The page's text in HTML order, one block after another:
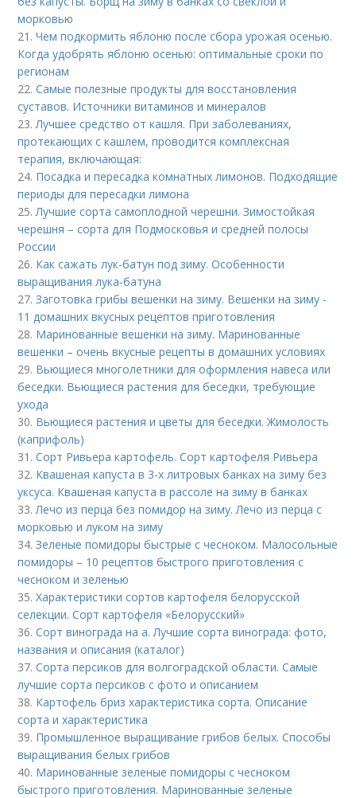
морковью
21.Чем подкормить яблоню после сбора урожая осенью.
Когда удобрять яблоню осенью: оптимальные сроки по
регионам
22.Самые полезные продукты для восстановления
суставов. Источники витаминов и минералов
23.Лучшее средство от кашля. При заболеваниях,
протекающих с кашлем, проводится комплексная
терапия, включающая:
24. Посадка и пересадка комнатных лимонов. Подходящие
периоды для пересадки лимона
25.Лучшие сорта самоплодной черешни. Зимостойкая
черешня – сорта для Подмосковья и средней полосы
России
26. Как сажать лук-батун под зиму. Особенности
выращивания лука-батуна
27.Заготовка грибы вешенки на зиму. Вешенки на зиму -
11 домашних вкусных рецептов приготовления
28. Маринованные вешенки на зиму. Маринованные
вешенки – очень вкусные рецепты в домашних условиях
29. Вьющиеся многолетники для оформления навеса или
беседки. Вьющиеся растения для беседки, требующие
ухода
30. Вьющиеся растения и цветы для беседки. Жимолость
(каприфоль)
31.Сорт Ривьера картофель. Сорт картофеля Ривьера
32. Квашеная капуста в 3-х литровых банках на зиму без
уксуса. Квашеная капуста в рассоле на зиму в банках
33.Лечо из перца без помидор на зиму. Лечо из перца с
морковью и луком на зиму
34.Зеленые помидоры быстрые с чесноком. Малосольные
помидоры – 10 рецептов быстрого приготовления с
чесноком и зеленью
35.Характеристики сортов картофеля белорусской
селекции. Сорт картофеля «Белорусский»
36.Сорт винограда на а. Лучшие сорта винограда: фото,
названия и описания (каталог)
37.Сорта персиков для волгоградской области. Самые
лучшие сорта персиков с фото и описанием
38. Картофель бриз характеристика сорта. Описание
сорта и характеристика
39. Промышленное выращивание грибов белых. Способы
выращивания белых грибов
40. Маринованные зеленые помидоры с чесноком
быстрого приготовления. Маринованные зеленые